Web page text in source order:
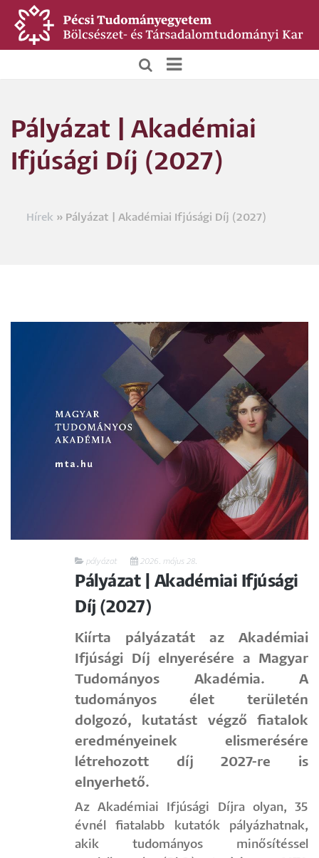
Ugrás
tartalomra
Főoldali
menü
Pályázat | Akadémiai
Ifjúsági Díj (2027)
Morzsa
Hírek Pályázat | Akadémiai Ifjúsági Díj (2027)
pályázat 2026. május 28.
Pályázat | Akadémiai Ifjúsági
Díj (2027)
Kiírta pályázatát az Akadémiai
Ifjúsági Díj elnyerésére a Magyar
Tudományos Akadémia. A
tudományos élet területén
dolgozó, kutatást végző fiatalok
eredményeinek elismerésére
létrehozott díj 2027-re is
elnyerhető.
Az Akadémiai Ifjúsági Díjra olyan, 35
évnél fiatalabb kutatók pályázhatnak,
akik tudományos minősítéssel